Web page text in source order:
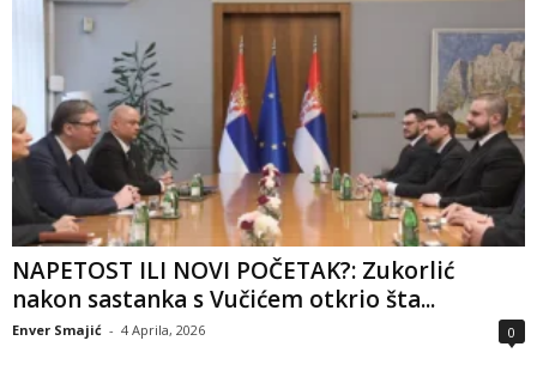
NAPETOST ILI NOVI POČETAK?: Zukorlić
nakon sastanka s Vučićem otkrio šta...
Enver Smajić - 4 Aprila, 2026 0